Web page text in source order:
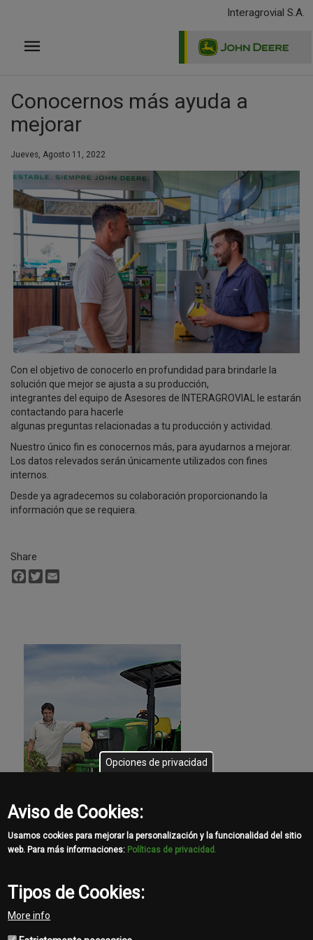
principal
Interagrovial S.A.
Conocernos más ayuda a
mejorar
Jueves, Agosto 11, 2022
Con el objetivo de conocerlo en profundidad para brindarle la
solución que mejor se ajusta a su producción,
integrantes del equipo de Asesores de INTERAGROVIAL le estarán
contactando para hacerle
algunas preguntas relacionadas a tu producción y actividad.
Nuestro único fin es conocernos más, para ayudarnos a mejorar.
Los datos relevados serán únicamente utilizados con fines
internos.
Desde ya agradecemos su colaboración proporcionando la
información que se requiera.
Share
Facebook
Twitter
Opciones de privacidad
Aviso de Cookies:
Usamos cookies para mejorar la personalización y la funcionalidad del sitio
web. Para más informaciones: Políticas de privacidad.
Tipos de Cookies:
More info